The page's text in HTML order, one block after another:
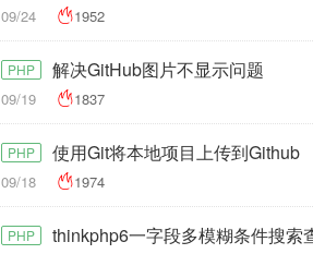
09/24 1952
PHP 解决GitHub图片不显示问题
09/19 1837
PHP 使用Git将本地项目上传到Github
09/18 1974
PHP thinkphp6一字段多模糊条件搜索